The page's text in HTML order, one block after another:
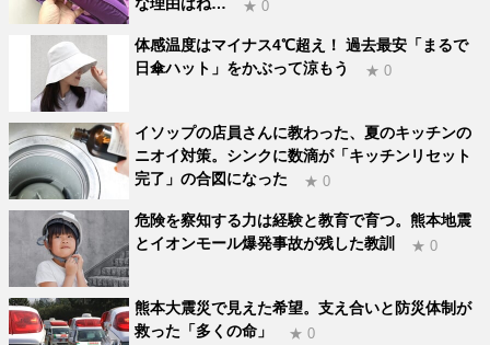
な理由はね…
★ 0
体感温度はマイナス4℃超え！ 過去最安「まるで
日傘ハット」をかぶって涼もう
★ 0
イソップの店員さんに教わった、夏のキッチンの
ニオイ対策。シンクに数滴が「キッチンリセット
完了」の合図になった
★ 0
危険を察知する力は経験と教育で育つ。熊本地震
とイオンモール爆発事故が残した教訓
★ 0
熊本大震災で見えた希望。支え合いと防災体制が
救った「多くの命」
★ 0